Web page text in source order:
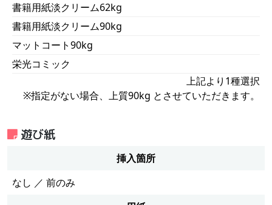
書籍用紙淡クリーム62kg
書籍用紙淡クリーム90kg
マットコート90kg
栄光コミック
上記より1種選択
※指定がない場合、上質90kg とさせていただきます。
遊び紙
挿入箇所
なし ／ 前のみ